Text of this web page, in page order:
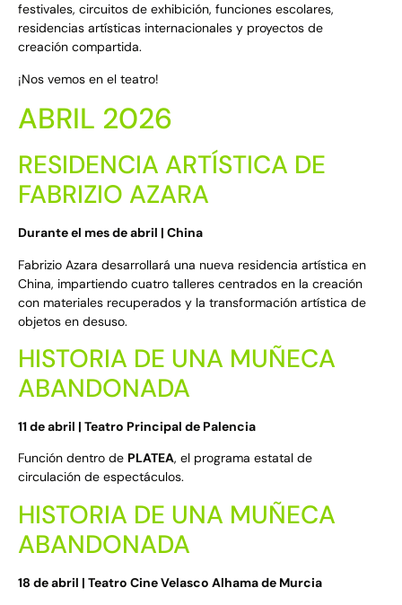
festivales, circuitos de exhibición, funciones escolares,
residencias artísticas internacionales y proyectos de
creación compartida.
¡Nos vemos en el teatro!
ABRIL 2026
RESIDENCIA ARTÍSTICA DE
FABRIZIO AZARA
Durante el mes de abril | China
Fabrizio Azara desarrollará una nueva residencia artística en
China, impartiendo cuatro talleres centrados en la creación
con materiales recuperados y la transformación artística de
objetos en desuso.
HISTORIA DE UNA MUÑECA
ABANDONADA
11 de abril | Teatro Principal de Palencia
Función dentro de PLATEA, el programa estatal de
circulación de espectáculos.
HISTORIA DE UNA MUÑECA
ABANDONADA
18 de abril | Teatro Cine Velasco Alhama de Murcia